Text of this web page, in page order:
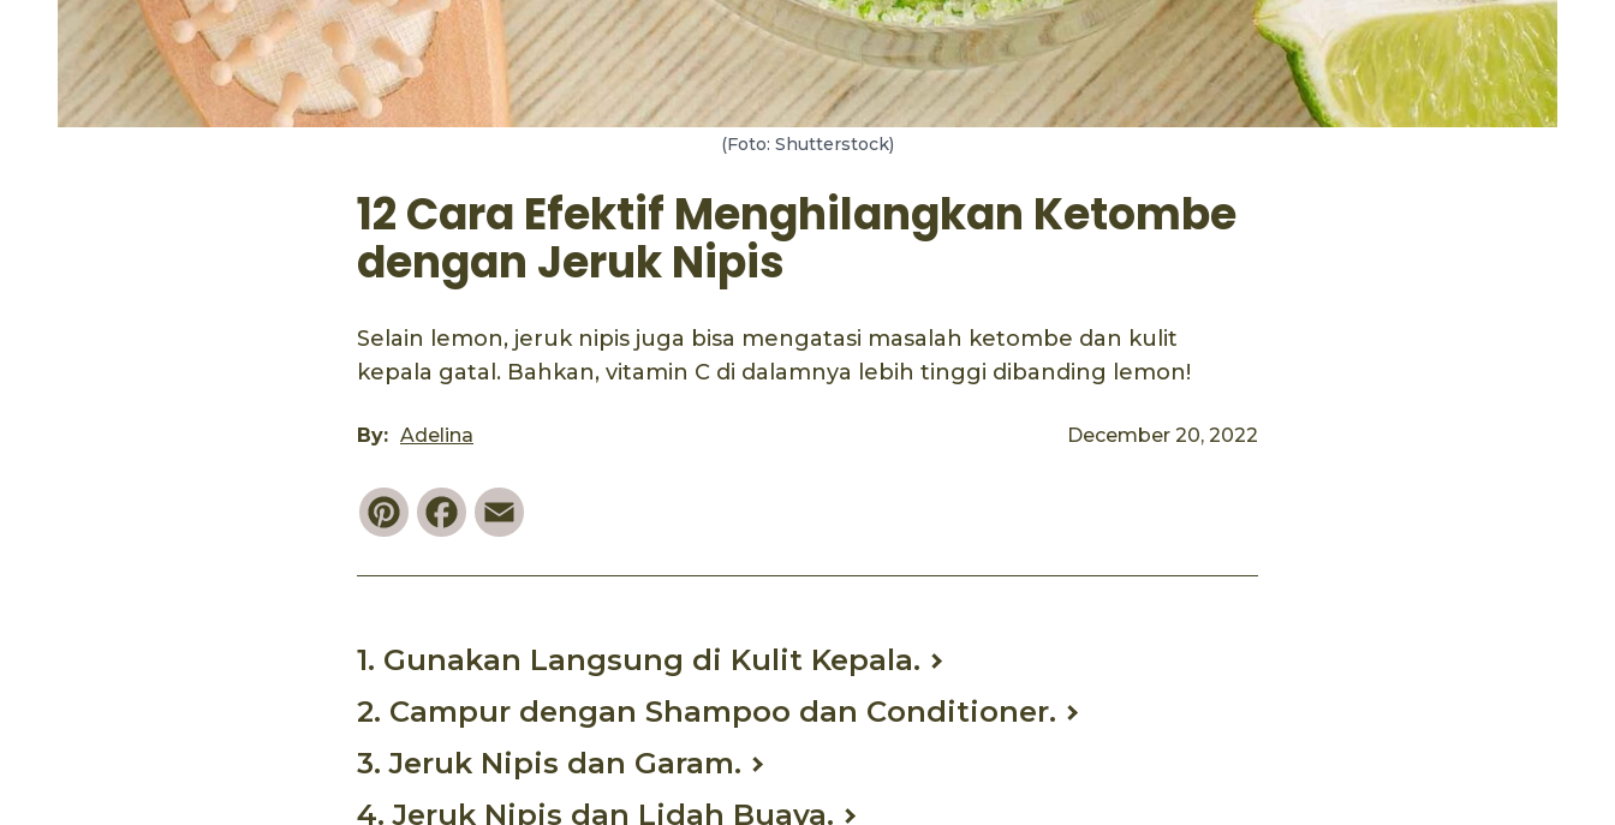
(Foto: Shutterstock)
12 Cara Efektif Menghilangkan Ketombe
dengan Jeruk Nipis
Selain lemon, jeruk nipis juga bisa mengatasi masalah ketombe dan kulit
kepala gatal. Bahkan, vitamin C di dalamnya lebih tinggi dibanding lemon!
By: Adelina December 20, 2022
PinterestFacebook
1. Gunakan Langsung di Kulit Kepala.
2. Campur dengan Shampoo dan Conditioner.
3. Jeruk Nipis dan Garam.
4. Jeruk Nipis dan Lidah Buaya.